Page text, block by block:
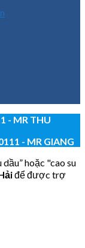
- MR THU
- MR GIANG
hoặc "cao su
để được trợ